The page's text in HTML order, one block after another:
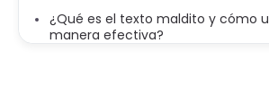
¿Qué es el texto maldito y cómo
manera efectiva?